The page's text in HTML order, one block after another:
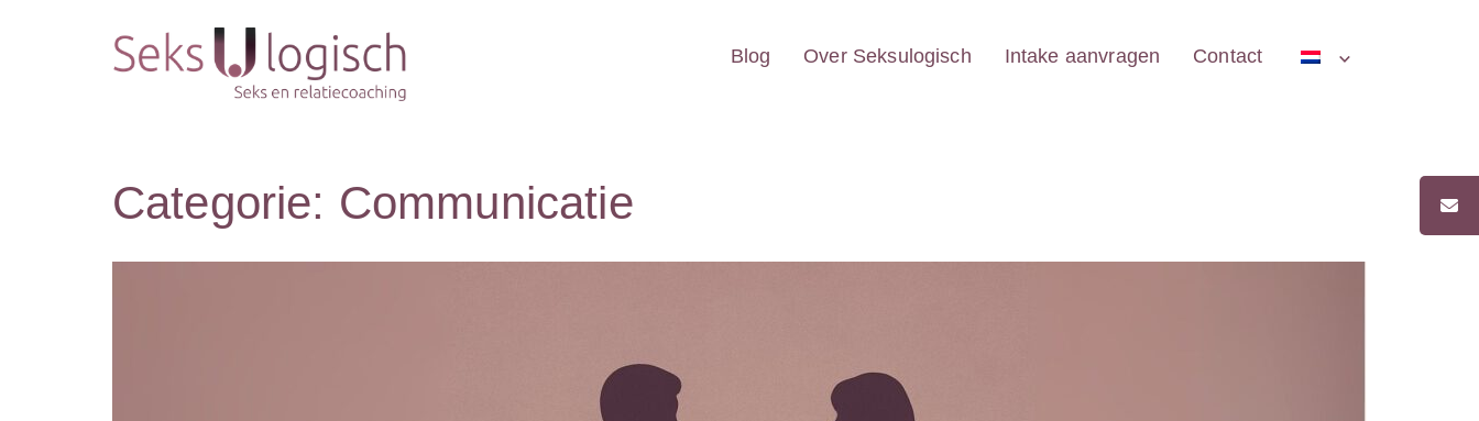
Blog Over Seksulogisch Intake aanvragen Contact
Categorie: Communicatie